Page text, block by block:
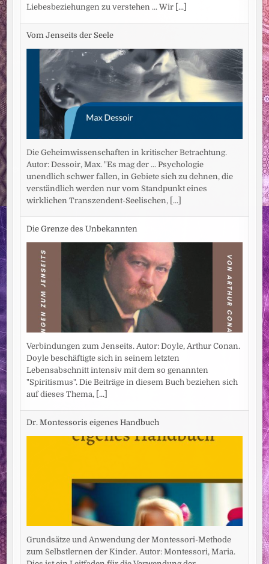
Liebesbeziehungen zu verstehen ... Wir [...]
Vom Jenseits der Seele
Die Geheimwissenschaften in kritischer Betrachtung.
Autor: Dessoir, Max. "Es mag der ... Psychologie
unendlich schwer fallen, in Gebiete sich zu dehnen, die
verständlich werden nur vom Standpunkt eines
wirklichen Transzendent-Seelischen, [...]
Die Grenze des Unbekannten
Verbindungen zum Jenseits. Autor: Doyle, Arthur Conan.
Doyle beschäftigte sich in seinem letzten
Lebensabschnitt intensiv mit dem so genannten
"Spiritismus". Die Beiträge in diesem Buch beziehen sich
auf dieses Thema, [...]
Dr. Montessoris eigenes Handbuch
Grundsätze und Anwendung der Montessori-Methode
zum Selbstlernen der Kinder. Autor: Montessori, Maria.